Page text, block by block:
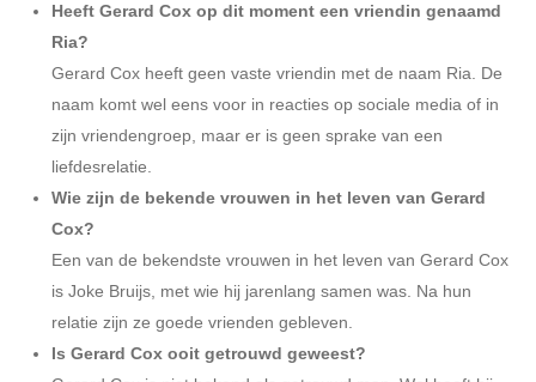
Heeft Gerard Cox op dit moment een vriendin genaamd
Ria?
Gerard Cox heeft geen vaste vriendin met de naam Ria. De
naam komt wel eens voor in reacties op sociale media of in
zijn vriendengroep, maar er is geen sprake van een
liefdesrelatie.
Wie zijn de bekende vrouwen in het leven van Gerard
Cox?
Een van de bekendste vrouwen in het leven van Gerard Cox
is Joke Bruijs, met wie hij jarenlang samen was. Na hun
relatie zijn ze goede vrienden gebleven.
Is Gerard Cox ooit getrouwd geweest?